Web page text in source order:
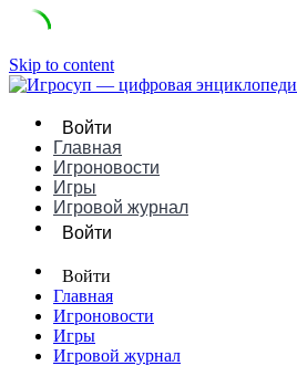
Skip to content
Войти
Главная
Игроновости
Игры
Игровой журнал
Войти
Войти
Главная
Игроновости
Игры
Игровой журнал